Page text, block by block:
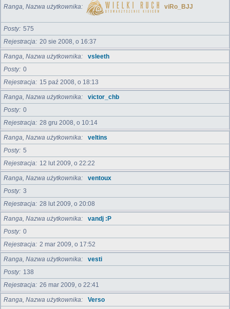
Ranga, Nazwa użytkownika viRo_BJJ
Posty 575
Rejestracja
20 sie 2008, o 16:37
Ranga, Nazwa użytkownika
vsleeth
Posty 0
Rejestracja
15 paź 2008, o 18:13
Ranga, Nazwa użytkownika
victor_chb
Posty 0
Rejestracja
28 gru 2008, o 10:14
Ranga, Nazwa użytkownika
veltins
Posty 5
Rejestracja
12 lut 2009, o 22:22
Ranga, Nazwa użytkownika
ventoux
Posty 3
Rejestracja
28 lut 2009, o 20:08
Ranga, Nazwa użytkownika
vandj :P
Posty 0
Rejestracja
2 mar 2009, o 17:52
Ranga, Nazwa użytkownika
vesti
Posty
138
Rejestracja
26 mar 2009, o 22:41
Ranga, Nazwa użytkownika
Verso